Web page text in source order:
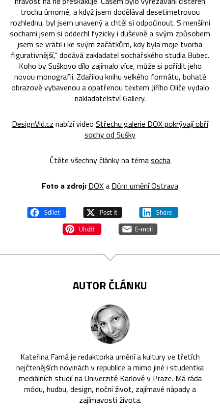
trochu úmorné, a když jsem dodělával desetimetrovou
rozhlednu, byl jsem unavený a chtěl si odpočinout. S menšími
sochami jsem si oddechl fyzicky i duševně a svým způsobem
jsem se vrátil i ke svým začátkům, kdy byla moje tvorba
figurativnější,“ dodává zakladatel sochařského studia Bubec.
Koho by Suškovo dílo zajímalo více, může si pořídit jeho
novou monografii. Zdařilou knihu velkého formátu, bohatě
obrazově vybavenou a opatřenou textem Jiřího Oliče vydalo
nakladatelství Gallery.
DesignVid.cz nabízí video Střechu galerie DOX pokrývají obří
sochy od Sušky
Čtěte všechny články na témasocha
Foto a zdroj: DOXa Dům umění Ostrava
AUTOR ČLÁNKU
Kateřina Farná je redaktorka umění a kultury ve třetích
nejčtenějších novinách v republice a mimo jiné i studentka
mediálních studií na Univerzitě Karlově v Praze. Má ráda
módu, hudbu, design, noční život, zajímavé nápady a
zajímavosti života.